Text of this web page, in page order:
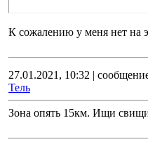
К сожалению у меня нет на
27.01.2021, 10:32 |
Тель
Зона опять 15км. Ищи